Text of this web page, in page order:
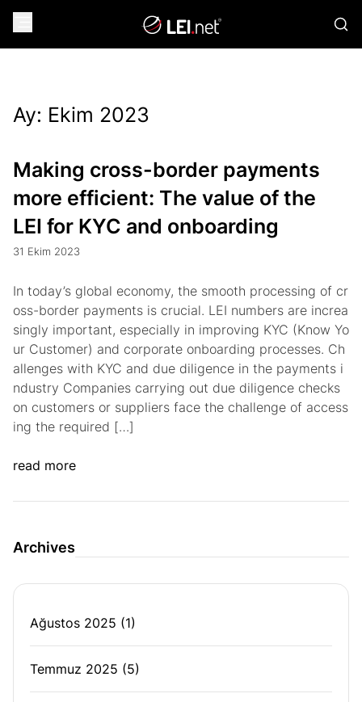
Ay: Ekim 2023
Making cross-border payments
more efficient: The value of the
LEI for KYC and onboarding
31 Ekim 2023
In today’s global economy, the smooth processing of cr
oss-border payments is crucial. LEI numbers are increa
singly important, especially in improving KYC (Know Yo
ur Customer) and corporate onboarding processes. Ch
allenges with KYC and due diligence in the payments i
ndustry Companies carrying out due diligence checks
on customers or suppliers face the challenge of access
ing the required […]
read more
Archives
Ağustos 2025 (1)
Temmuz 2025 (5)